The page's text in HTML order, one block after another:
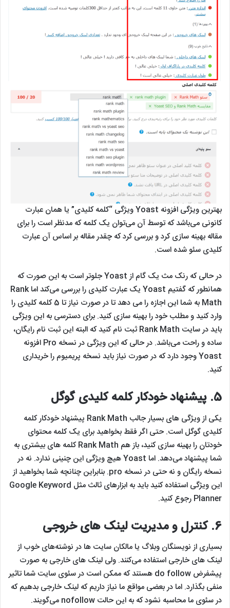
بهترین ویژگی افزونه Yoast ویژگی “کلمه کلیدی” یا همان عبارت
کانونی می‌باشد که توسط آن می‌توان یک کلمه‌ که مدنظر است را برای
مقاله بهینه سازی کرد و بررسی کرد که چقدر مقاله بر اساس آن عبارت
کلیدی سئو شده است.
در حالی که رنک مث یک گام از Yoast جلوتر است به این صورت که
همانطور که گفتیم Yoast یک عبارت کلیدی را بررسی می‌کند اما Rank
Math به شما این اجازه را می دهد تا در صورت نیاز تا 5 کلمه کلیدی را
وارد کنید و مطلب خود را بهینه سازی کنید. برای دسترسی به این ویژگی
باید در سایت Rank Math ثبت نام کنید که البته این ثبت نام رایگان،
ساده و راحت می‌باشد. در حالی که این ویژگی در نسخه Pro افزونه
Yoast وجود دارد که در صورت نیاز باید نسخه پریمیوم را خریداری
کنید.
5. پیشنهاد خودکار کلمه کلیدی گوگل
یکی از ویژگی های بسیار جالب Rank Math پیشنهاد خودکار کلمه
کلیدی گوگل است. حتی اگر فقط بخواهید برای یک کلمه محتوای
خودتان را بهینه سازی کنید، باز هم Rank Math کلمه های بیشتری به
شما پیشنهاد می‌دهد. اما Yoast هیچ ویژگی این چنینی ندارد. نه در
نسخه رایگان و نه حتی در نسخه pro. بنابراین چنانچه شما بخواهید از
این ویژگی استفاده کنید باید به ابزارهای ثالث مثل Google Keyword
Planner رجوع کنید.
6. کنترل و مدیریت لینک های خروجی
بسیاری از نویسنگان وبلاگ یا مالکان سایت ها در نوشته‌های خوب از
لینک های خارجی استفاده می‌کنند. ولی لینک های خارجی به صورت
پیشفرض do follow هستند که ممکن است در سئوی سایت شما تاثیر
منفی بگذارد. اما در بعضی مواقع ما نیاز داریم که لینک خارجی بدهیم که
در سئوی ما محاسبه نشود که به این حالت nofollow می‌گویند.